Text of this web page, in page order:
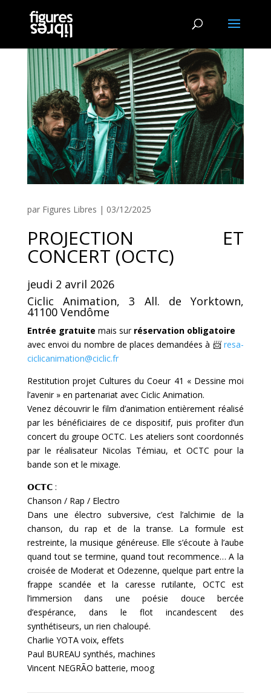
par Figures Libres | 03/12/2025
PROJECTION ET
CONCERT (OCTC)
jeudi 2 avril 2026
Ciclic Animation, 3 All. de Yorktown,
41100 Vendôme
Entrée gratuite mais surréservation obligatoire
avec envoi du nombre de places demandées à 📨resa-
ciclicanimation@ciclic.fr
Restitution projet Cultures du Coeur 41 « Dessine moi
l’avenir » en partenariat avec Ciclic Animation.
Venez découvrir le film d’animation entièrement réalisé
par les bénéficiaires de ce dispositif, puis profiter d’un
concert du groupe OCTC. Les ateliers sont coordonnés
par le réalisateur Nicolas Témiau, et OCTC pour la
bande son et le mixage.
𝗢𝗖𝗧𝗖 :
Chanson / Rap / Electro
Dans une électro subversive, c’est l’alchimie de la
chanson, du rap et de la transe. La formule est
restreinte, la musique généreuse. Elle s’écoute à l’aube
quand tout se termine, quand tout recommence… A la
croisée de Moderat et Odezenne, quelque part entre la
frappe scandée et la caresse rutilante, OCTC est
l’immersion dans une poésie douce bercée
d’espérance, dans le flot incandescent des
synthétiseurs, un rien chaloupé.
Charlie YOTA voix, effets
Paul BUREAU synthés, machines
Vincent NEGRÃO batterie, moog